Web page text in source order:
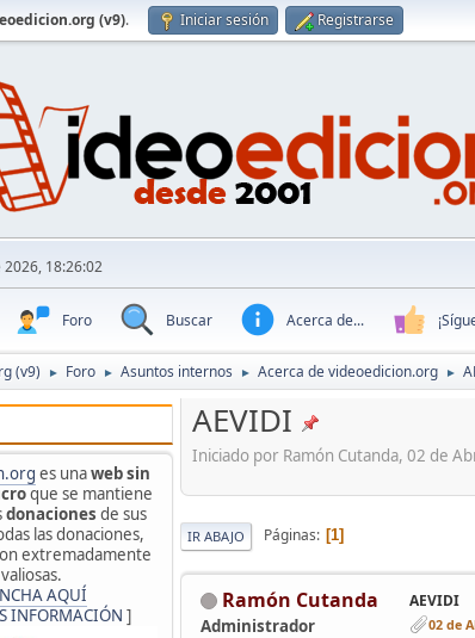
(v9). Iniciar sesión Registrarse
18:26:02
Foro Buscar Acerca de...
(v9) ► Foro ► Asuntos internos ► Acerca de videoedicion.org ►
es unaweb sin
que se mantiene
donaciones de sus
las donaciones,
extremadamente
valiosas.
AQUÍ
INFORMACIÓN ]
AEVIDI
Iniciado por Ramón Cutanda, 02 de
IR ABAJO Páginas 1
Ramón Cutanda
Administrador
AEVIDI
02 de